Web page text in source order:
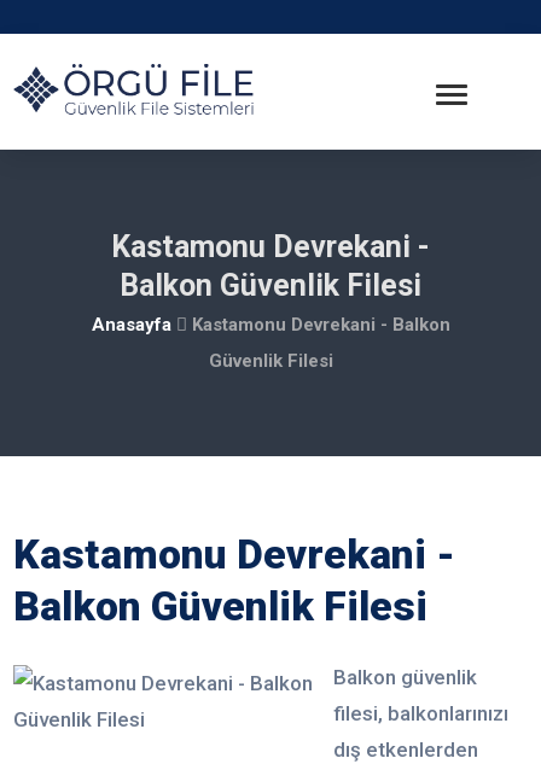
Kastamonu Devrekani -
Balkon Güvenlik Filesi
Anasayfa
Kastamonu Devrekani - Balkon
Güvenlik Filesi
Kastamonu Devrekani -
Balkon Güvenlik Filesi
Balkon güvenlik
filesi, balkonlarınızı
dış etkenlerden